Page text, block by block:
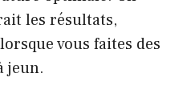
les résultats,
vous faites des
jeun.